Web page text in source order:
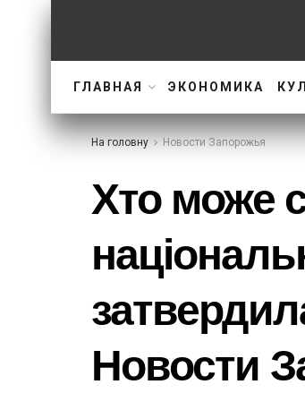
ГЛАВНАЯ ЭКОНОМИКА
На головну Новости Запорожья
Хто може
Новости